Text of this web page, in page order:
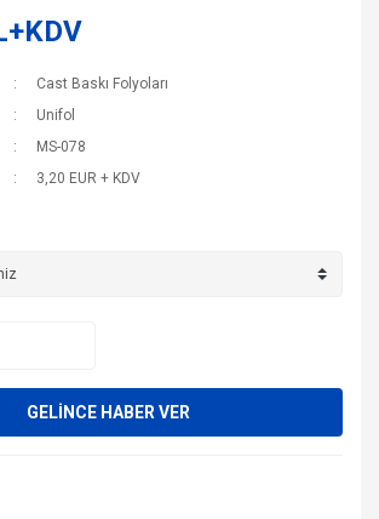
Cast Baskı Folyoları
Unifol
MS-078
3,20 EUR + KDV
GELİNCE HABER VER